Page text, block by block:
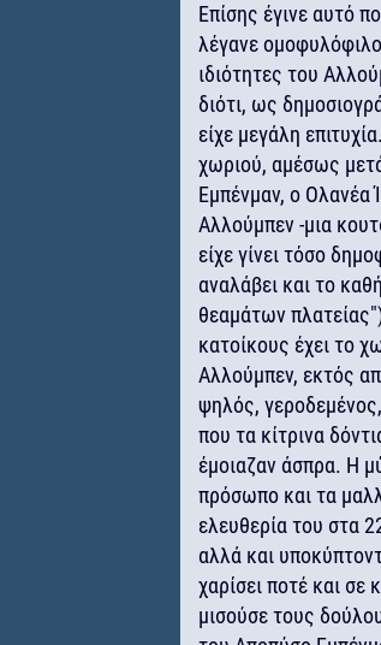
Επίσης έγινε αυτό
λέγανε
ιδιότητες του
διότι, ως
είχε μεγάλη
χωριού, αμέσως
Εμπένμαν, ο Ολανέα
Αλλούμπεν -μια
είχε γίνει τόσο
αναλάβει και το
θεαμάτων
κατοίκους έχει το
Αλλούμπεν, εκτός
ψηλός,
που τα κίτρινα
έμοιαζαν άσπρα. Η
πρόσωπο και τα
ελευθερία του στα
αλλά και
χαρίσει ποτέ και σε
μισούσε τους